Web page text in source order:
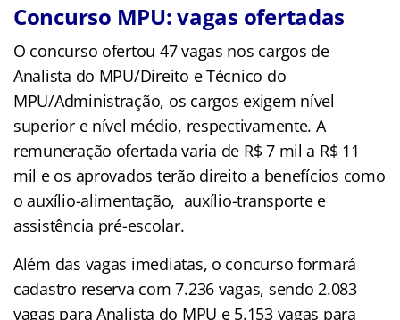
Concurso MPU: vagas ofertadas
O concurso ofertou 47 vagas nos cargos de
Analista do MPU/Direito e Técnico do
MPU/Administração, os cargos exigem nível
superior e nível médio, respectivamente. A
remuneração ofertada varia de R$ 7 mil a R$ 11
mil e os aprovados terão direito a benefícios como
o auxílio-alimentação, auxílio-transporte e
assistência pré-escolar.
Além das vagas imediatas, o concurso formará
cadastro reserva com 7.236 vagas, sendo 2.083
vagas para Analista do MPU e 5.153 vagas para